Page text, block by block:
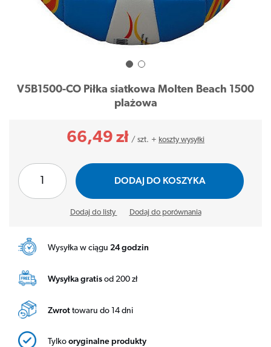
V5B1500-CO Piłka siatkowa Molten Beach 1500
plażowa
66,49 zł / szt. + koszty wysyłki
DODAJ DO KOSZYKA
Dodaj do listy Dodaj do porównania
Wysyłka w ciągu 24 godzin
Wysyłka gratis od 200 zł
Zwrot towaru do 14 dni
Tylko oryginalne produkty